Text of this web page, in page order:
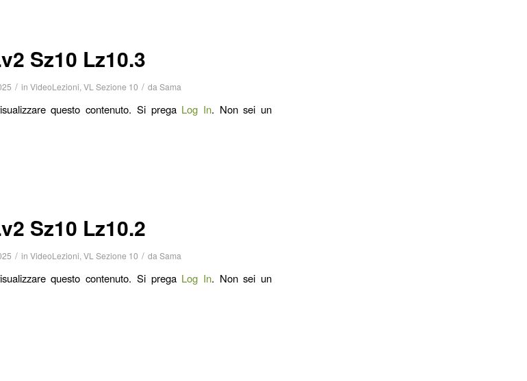
Sz10 Lz10.3
/ in VideoLezioni, VL Sezione 10 / da Sama
questo contenuto. Si prega Log In. Non sei un
Sz10 Lz10.2
/ in VideoLezioni, VL Sezione 10 / da Sama
questo contenuto. Si prega Log In. Non sei un